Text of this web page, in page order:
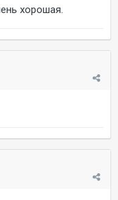
хорошая.